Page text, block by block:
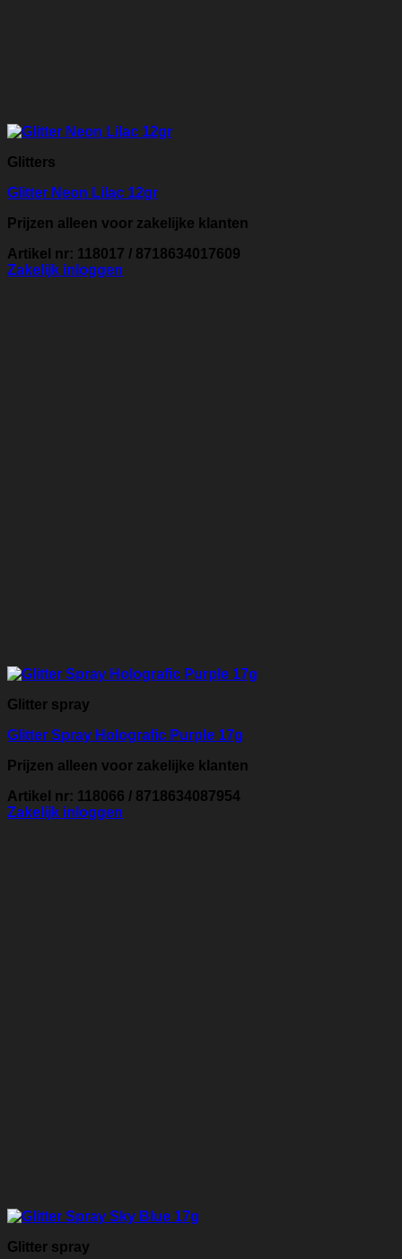
Glitters
Glitter Neon Lilac 12gr
Prijzen alleen voor zakelijke klanten
Artikel nr: 118017 / 8718634017609
Zakelijk inloggen
Glitter spray
Glitter Spray Holografic Purple 17g
Prijzen alleen voor zakelijke klanten
Artikel nr: 118066 / 8718634087954
Zakelijk inloggen
Glitter spray